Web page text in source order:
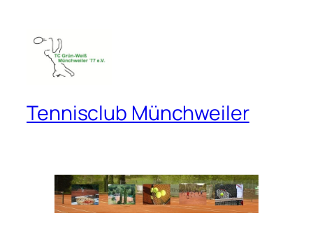
Tennisclub Münchweiler